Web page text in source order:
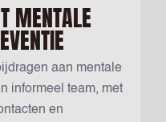
MENTALE
aan mentale
informeel team, met
en